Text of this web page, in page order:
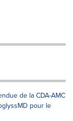
de la CDA-AMC
pour le